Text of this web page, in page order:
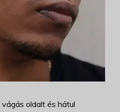
oldalt és hátul